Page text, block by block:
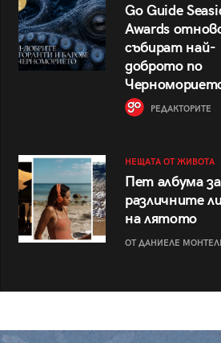
Go Guide
Awards
събират най-
доброто по
РЕДАКТОРИТЕ
НЕЩАТА ОТ ЖИВОТА
Пет албума за
различните
на лятото
ОТ ДАНИЕЛЕ